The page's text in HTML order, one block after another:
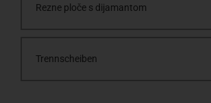
Rezne ploče s dijamantom
Trennscheiben